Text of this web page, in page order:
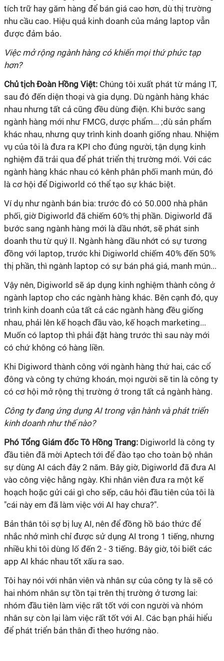
tích trữ hay găm hàng để bán giá cao hơn, dù thị trường
nhu cầu cao. Hiệu quả kinh doanh của mảng laptop vẫn
được đảm bảo.
Việc mở rộng ngành hàng có khiến mọi thứ phức tạp
hơn?
Chủ tịch Đoàn Hồng Việt: Chúng tôi xuất phát từ mảng IT,
sau đó đến diện thoại và gia dụng. Dù ngành hàng khác
nhau nhưng tất cả cũng đều dùng điện. Khi bước sang
ngành hàng mới như FMCG, dược phẩm... ;dù sản phẩm
khác nhau, nhưng quy trình kinh doanh giống nhau. Nhiệm
vụ của tôi là đưa ra KPI cho đúng người, tận dụng kinh
nghiệm đã trải qua để phát triển thị trường mới. Với các
ngành hàng khác nhau có kênh phân phối manh mún, đó
là cơ hội để Digiworld có thể tạo sự khác biệt.
Ví dụ như ngành bán bia: trước đó có 50.000 nhà phân
phối, giờ Digiworld đã chiếm 60% thị phần. Digiworld đã
bước sang ngành hàng mới là dầu nhớt, sẽ phát sinh
doanh thu từ quý II. Ngành hàng dầu nhớt có sự tương
đồng với laptop, trước khi Digiworld chiếm 40% đến 50%
thị phần, thì ngành laptop có sự bán phá giá, manh mún...
Vậy nên, Digiworld sẽ áp dụng kinh nghiệm thành công ở
ngành laptop cho các ngành hàng khác. Bên cạnh đó, quy
trình kinh doanh của tất cả các ngành hàng đều giống
nhau, phải lên kế hoạch đầu vào, kế hoạch marketing...
Muốn có laptop thì phải đặt hàng trước thì sau này mới
có chứ không có hàng liền.
Khi Digiword thành công với ngành hàng thứ hai, các cổ
đông và công ty chứng khoán, mọi người sẽ tin là công ty
có cơ hội mở rộng thị trường ở trong tất cả ngành hàng.
Công ty đang ứng dụng AI trong vận hành và phát triển
kinh doanh như thế nào?
Phó Tổng Giám đốc Tô Hồng Trang: Digiworld là công ty
đầu tiên đã mời Aptech tới để đào tạo cho toàn bộ nhân
sự dùng AI cách đây 2 năm. Bây giờ, Digiworld đã đưa AI
vào công việc hằng ngày. Khi nhân viên đưa ra một kế
hoạch hoặc gửi cái gì cho sếp, câu hỏi đầu tiên của tôi là
"cái này em đã làm việc với AI hay chưa?".
Bản thân tôi sợ bị luỵ AI, nên để đồng hồ báo thức để
nhắc nhở mình chỉ được sử dụng AI trong 1 tiếng, nhưng
nhiều khi tôi dùng lố đến 2 - 3 tiếng. Bây giờ, tôi biết các
app AI khác nhau tốt xấu ra sao.
Tôi hay nói với nhân viên và nhân sự của công ty là sẽ có
hai nhóm nhân sự tồn tại trên thị trường ở tương lai:
nhóm đầu tiên làm việc rất tốt với con người và nhóm
nhân sự còn lại làm việc rất tốt với AI. Các bạn phải hiểu
để phát triển bản thân đi theo hướng nào.